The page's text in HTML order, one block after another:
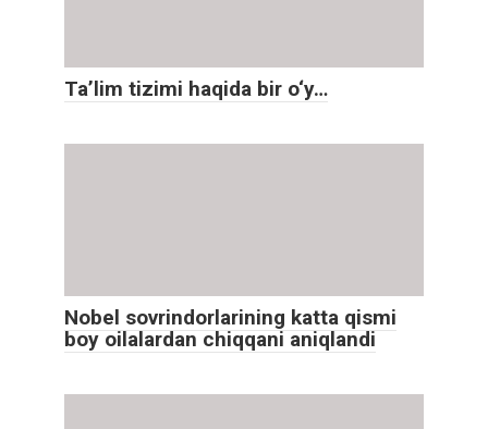
Ta’lim tizimi haqida bir o‘y…
Nobel sovrindorlarining katta qismi
boy oilalardan chiqqani aniqlandi